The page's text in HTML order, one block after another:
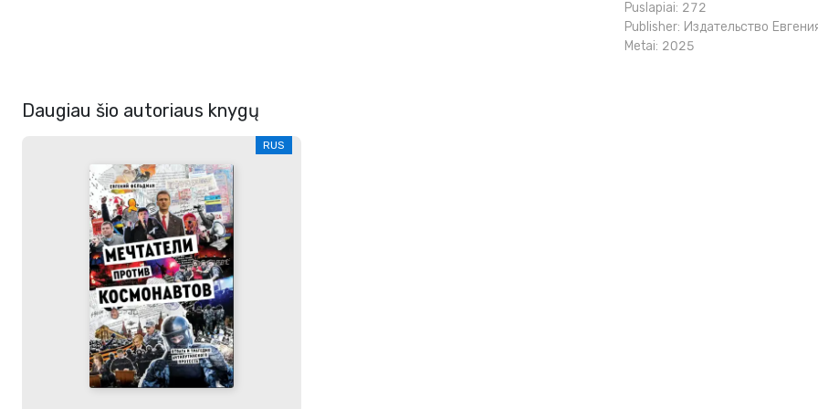
Puslapiai: 272
Publisher: Издательство
Metai: 2025
Daugiau šio autoriaus knygų
RUS